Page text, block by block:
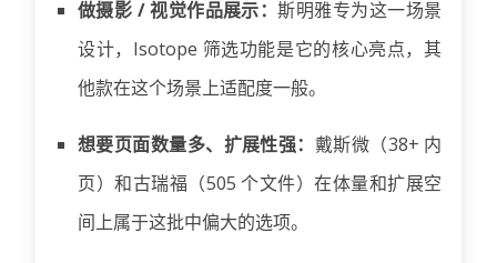
做摄影 / 视觉作品展示：斯明雅专为这一场景
设计，Isotope 筛选功能是它的核心亮点，其
他款在这个场景上适配度一般。
想要页面数量多、扩展性强： 戴斯微（38+ 内
页）和古瑞福（505 个文件）在体量和扩展空
间上属于这批中偏大的选项。